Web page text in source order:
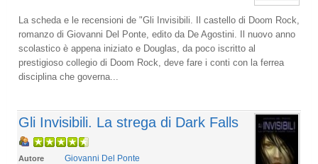
La scheda e le recensioni de "Gli Invisibili. Il castello di Doom Rock,
romanzo di Giovanni Del Ponte, edito da De Agostini. Il nuovo anno
scolastico è appena iniziato e Douglas, da poco iscritto al
prestigioso collegio di Doom Rock, deve fare i conti con la ferrea
disciplina che governa...
Gli Invisibili. La strega di Dark Falls
Autore Giovanni Del Ponte